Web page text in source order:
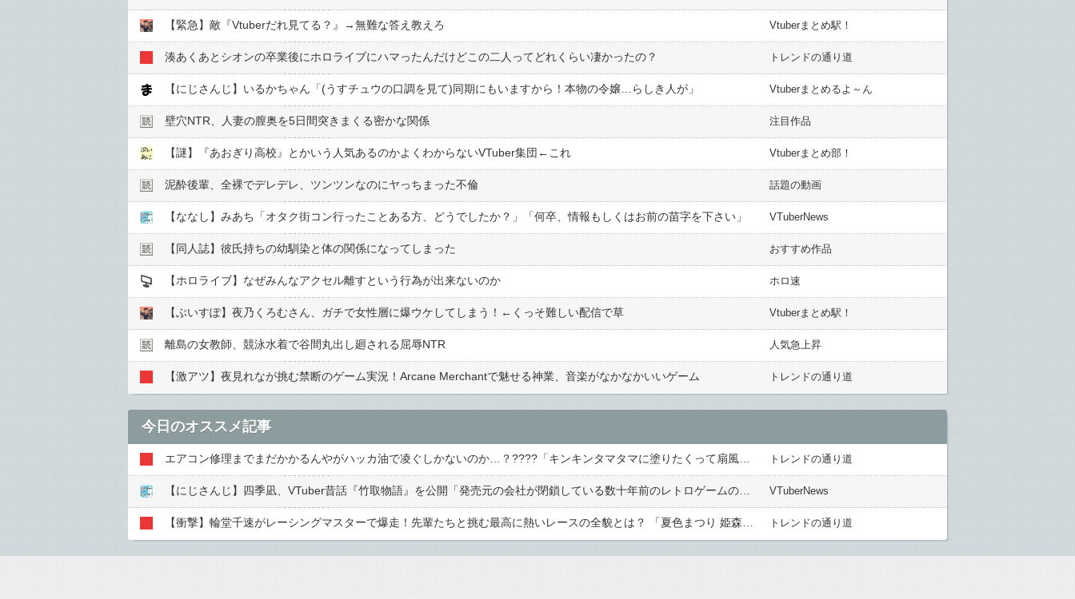
【緊急】敵『Vtuberだれ見てる？』→無難な答え教えろ Vtuberまとめ駅！
湊あくあとシオンの卒業後にホロライブにハマったんだけどこの二人ってどれくらい凄かったの？ トレンドの通り道
【にじさんじ】いるかちゃん「(うすチュウの口調を見て)同期にもいますから！本物の令嬢…らしき人が」 Vtuberまとめるよ～ん
壁穴NTR、人妻の膣奥を5日間突きまくる密かな関係 注目作品
【謎】『あおぎり高校』とかいう人気あるのかよくわからないVTuber集団←これ Vtuberまとめ部！
泥酔後輩、全裸でデレデレ、ツンツンなのにヤっちまった不倫 話題の動画
【ななし】みあち「オタク街コン行ったことある方、どうでしたか？」「何卒、情報もしくはお前の苗字を下さい」 VTuberNews
【同人誌】彼氏持ちの幼馴染と体の関係になってしまった おすすめ作品
【ホロライブ】なぜみんなアクセル離すという行為が出来ないのか ホロ速
【ぶいすぽ】夜乃くろむさん、ガチで女性層に爆ウケしてしまう！←くっそ難しい配信で草 Vtuberまとめ駅！
離島の女教師、競泳水着で谷間丸出し廻される屈辱NTR 人気急上昇
【激アツ】夜見れなが挑む禁断のゲーム実況！Arcane Merchantで魅せる神業、音楽がなかなかいいゲーム トレンドの通り道
今日のオススメ記事
トレンドの通り道
VTuberNews
トレンドの通り道